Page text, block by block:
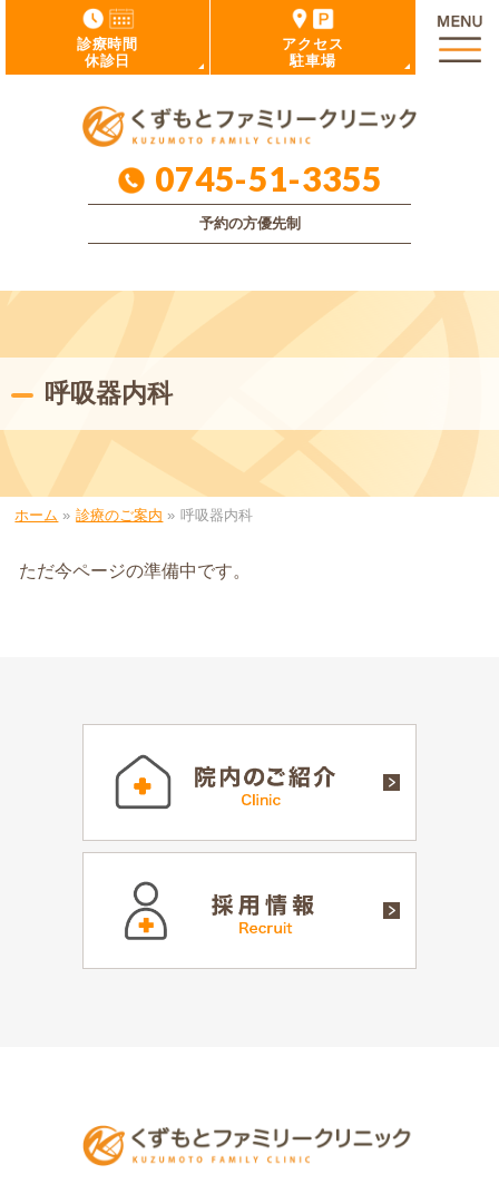
0745-51-3355
予約の方優先制
診療時間
休診日
アクセス
駐車場
呼吸器内科
ホーム » 診療のご案内 » 呼吸器内科
ただ今ページの準備中です。